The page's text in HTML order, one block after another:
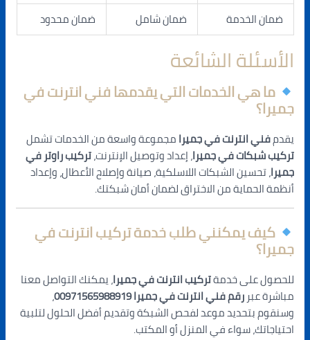
ضمان الخدمة ضمان شامل ضمان محدود
الأسئلة الشائعة
ما هي الخدمات التي يقدمها فني انترنت في
جميرا؟
يقدمفني انترنت في جميرامجموعة واسعة من الخدمات تشمل
تركيب شبكات في جميرا، إعداد وتوصيل الإنترنت،تركيب راوتر في
جميرا، تحسين الشبكات اللاسلكية، صيانة وإصلاح الأعطال، وإعداد
أنظمة الحماية من الاختراق لضمان أمان شبكتك.
كيف يمكنني طلب خدمة تركيب انترنت في
جميرا؟
للحصول على خدمةتركيب انترنت في جميرا، يمكنك التواصل معنا
مباشرة عبررقم فني انترنت في جميرا 00971565988919
،
وسنقوم بتحديد موعد لفحص الشبكة وتقديم أفضل الحلول لتلبية
احتياجاتك، سواء في المنزل أو المكتب.